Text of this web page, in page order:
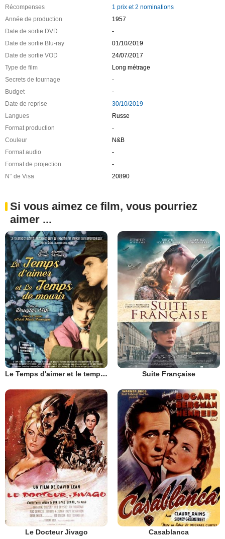
Récompenses
1 prix et 2 nominations
Année de production
1957
Date de sortie DVD
-
Date de sortie Blu-ray
01/10/2019
Date de sortie VOD
24/07/2017
Type de film
Long métrage
Secrets de tournage
-
Budget
-
Date de reprise
30/10/2019
Langues
Russe
Format production
-
Couleur
N&B
Format audio
-
Format de projection
-
N° de Visa
20890
Si vous aimez ce film, vous pourriez
aimer ...
Le Temps d'aimer et le temps de mourir Suite Française
Le Docteur Jivago Casablanca